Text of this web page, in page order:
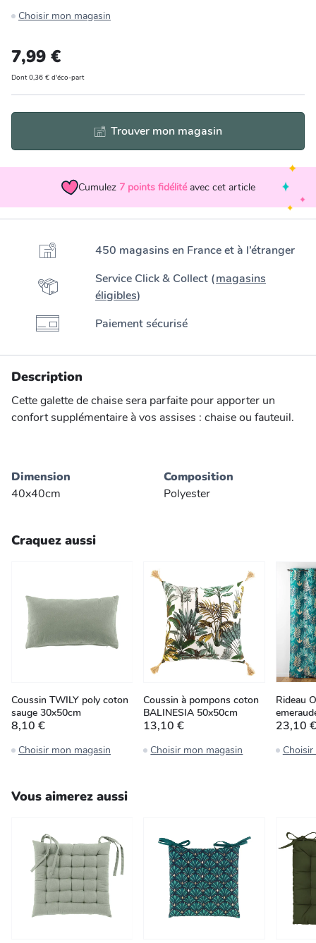
Choisir mon magasin
7,99 €
Dont 0,36 € d'éco-part
Trouver mon magasin
Cumulez 7 points fidélité avec cet article
450 magasins en France et à l’étranger
Service Click & Collect (magasins
éligibles)
Paiement sécurisé
Description
Cette galette de chaise sera parfaite pour apporter un
confort supplémentaire à vos assises : chaise ou fauteuil.
Dimension
40x40cm
Composition
Polyester
Craquez aussi
Coussin TWILY poly coton
sauge 30x50cm
8,10 €
Choisir mon magasin
Coussin à pompons coton
BALINESIA 50x50cm
13,10 €
Choisir mon magasin
Rideau
23,10 €
Vous aimerez aussi